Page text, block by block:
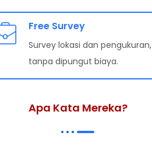
Free Survey
Survey lokasi dan pengukuran,
tanpa dipungut biaya.
Apa Kata Mereka?